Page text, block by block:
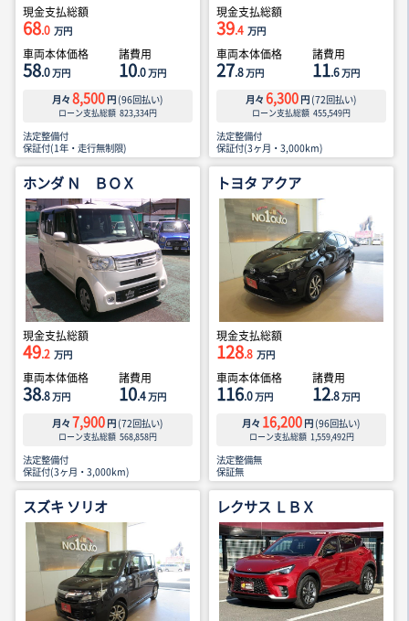
現金支払総額
68.0 万円
車両本体価格
58.0万円
諸費用
10.0万円
月々 8,500 円 (96回払い)
ローン支払総額 823,334円
法定整備付
保証付(1年・走行無制限)
現金支払総額
39.4 万円
車両本体価格
27.8万円
諸費用
11.6万円
月々 6,300 円 (72回払い)
ローン支払総額 455,549円
法定整備付
保証付(3ヶ月・3,000km)
ホンダ Ｎ ＢＯＸ
現金支払総額
49.2 万円
車両本体価格
38.8万円
諸費用
10.4万円
月々 7,900 円 (72回払い)
ローン支払総額 568,858円
法定整備付
保証付(3ヶ月・3,000km)
トヨタ アクア
現金支払総額
128.8 万円
車両本体価格
116.0万円
諸費用
12.8万円
月々 16,200 円 (96回払い)
ローン支払総額 1,559,492円
法定整備無
保証無
スズキ ソリオ レクサス ＬＢＸ